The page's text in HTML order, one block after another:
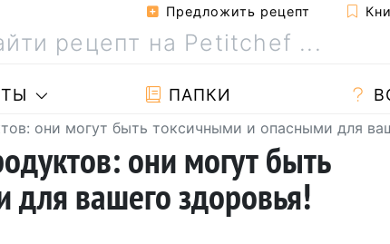
Предложить рецепт
ПАПКИ
они могут быть токсичными и опасными для
они могут быть
вашего здоровья!